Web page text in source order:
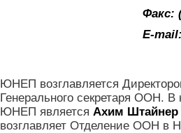
Факс:
E-
ЮНЕП возглавляется
Генерального секретаря ООН.
ЮНЕП является Ахим Штайнер
возглавляет Отделение ООН в